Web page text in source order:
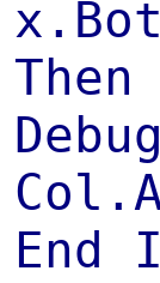
Then
End